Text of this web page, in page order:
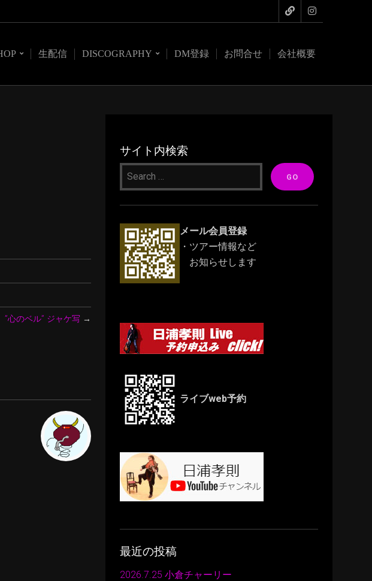
生配信 DISCOGRAPHY DM登録 お問合せ 会社概要
”心のベル” ジャケ写 →
サイト内検索
メール会員登録
・ツアー情報など
お知らせします
ライブweb予約
最近の投稿
2026.7.25 小倉チャーリー